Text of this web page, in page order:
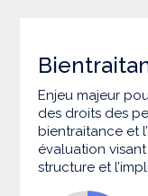
Enjeu majeur
des droits des
bientraitance et
évaluation
structure et